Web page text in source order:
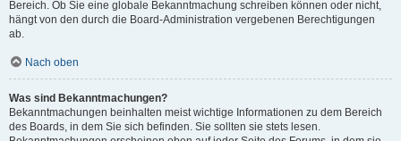
Bereich. Ob Sie eine globale Bekanntmachung schreiben können oder nicht,
hängt von den durch die Board-Administration vergebenen Berechtigungen
ab.
Nach oben
Was sind Bekanntmachungen?
Bekanntmachungen beinhalten meist wichtige Informationen zu dem Bereich
des Boards, in dem Sie sich befinden. Sie sollten sie stets lesen.